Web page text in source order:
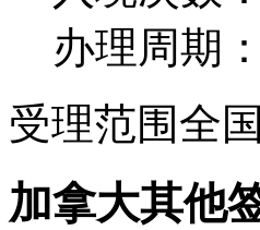
办理周期
受理范围全国
加拿大其他